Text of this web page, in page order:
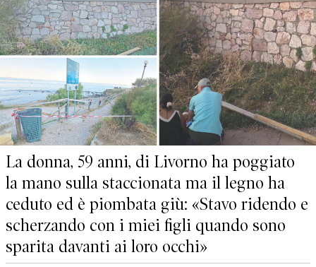
La donna, 59 anni, di Livorno ha poggiato
la mano sulla staccionata ma il legno ha
ceduto ed è piombata giù: «Stavo ridendo e
scherzando con i miei figli quando sono
sparita davanti ai loro occhi»